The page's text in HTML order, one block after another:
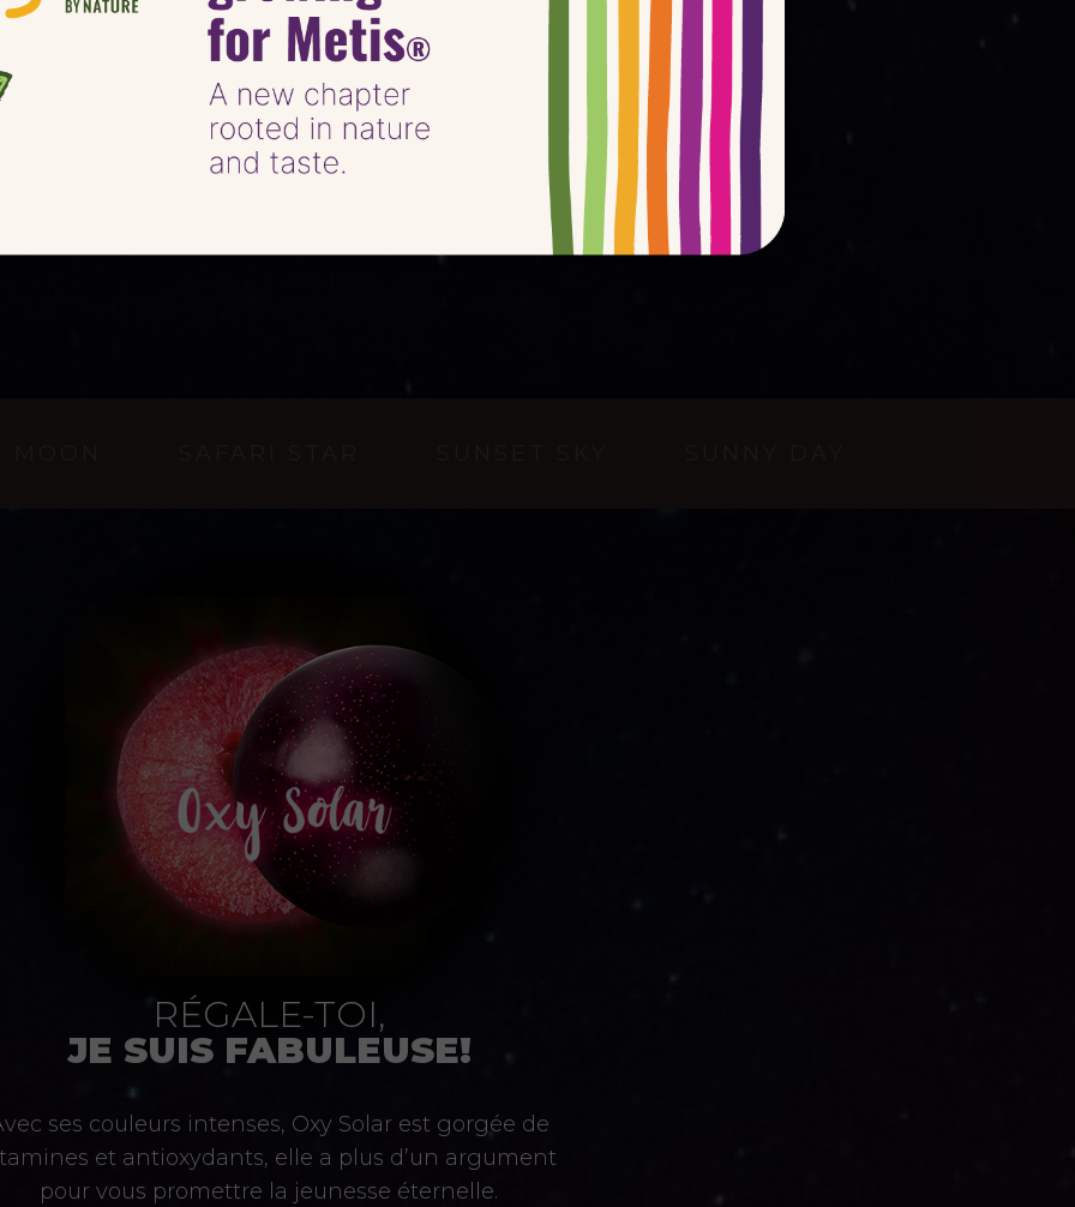
RÉGALE-TOI,
JE SUIS FABULEUSE!
ses couleurs intenses, Oxy Solar est gorgée de
et antioxydants, elle a plus d’un argument
pour vous promettre la jeunesse éternelle.